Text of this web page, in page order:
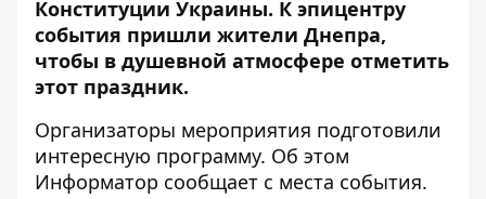
Конституции Украины. К эпицентру
события пришли жители Днепра,
чтобы в душевной атмосфере отметить
этот праздник.
Организаторы мероприятия подготовили
интересную программу. Об этом
Информатор сообщает с места события.